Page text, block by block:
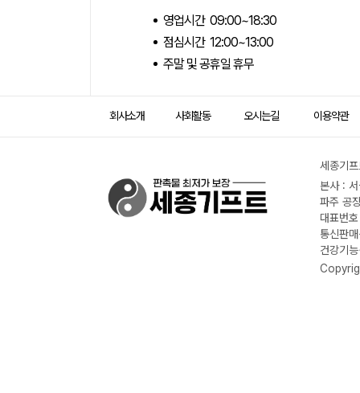
영업시간 09:00~18:30
점심시간 12:00~13:00
주말 및 공휴일 휴무
회사소개 사회활동 오시는길 이용약관
세종기
본사 :
파주 공
대표번
통신판
건강기